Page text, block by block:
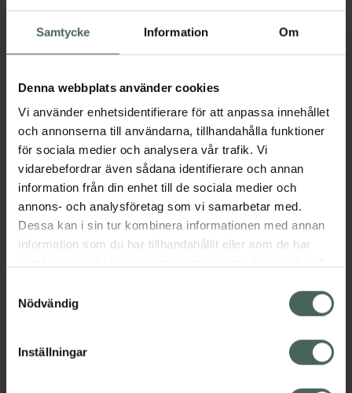
Samtycke Information Om
Denna webbplats använder cookies
Vi använder enhetsidentifierare för att anpassa innehållet
och annonserna till användarna, tillhandahålla funktioner
för sociala medier och analysera vår trafik. Vi
vidarebefordrar även sådana identifierare och annan
information från din enhet till de sociala medier och
annons- och analysföretag som vi samarbetar med.
Dessa kan i sin tur kombinera informationen med annan
information som du har tillhandahållit eller som de har
återkalla ditt samtycke via webbplatsens
cookieinställningar. Ett återkallat samtycke påverkar inte
lagligheten av behandling som skett innan återkallelsen.
Nödvändig
Inställningar
Köp via ditt recept
Beskrivning Dölj
Läs alltid bipacksedeln innan
användning.
EAN:07046264639436
Visa